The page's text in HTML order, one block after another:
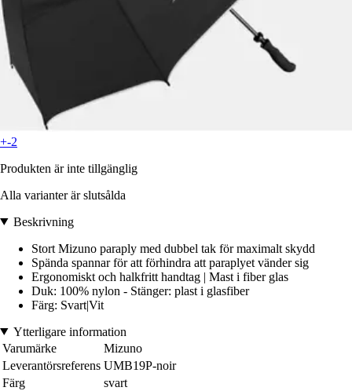
+-2
Produkten är inte tillgänglig
Alla varianter är slutsålda
Beskrivning
Stort Mizuno paraply med dubbel tak för maximalt skydd
Spända spannar för att förhindra att paraplyet vänder sig
Ergonomiskt och halkfritt handtag | Mast i fiber glas
Duk: 100% nylon - Stänger: plast i glasfiber
Färg: Svart|Vit
Ytterligare information
Varumärke
Mizuno
Leverantörsreferens UMB19P-noir
Färg
svart